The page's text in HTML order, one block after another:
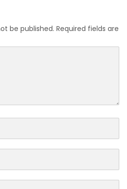
be published. Required fields are